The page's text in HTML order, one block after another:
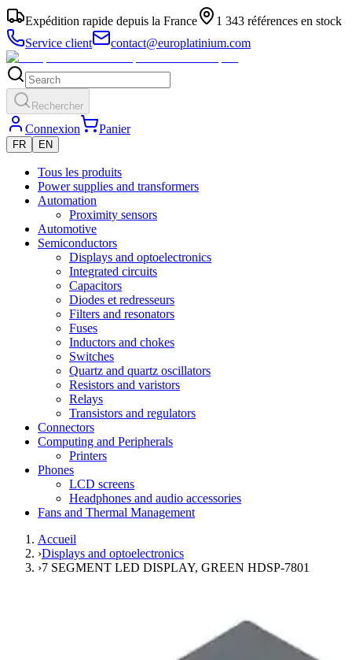
Expédition rapide depuis la France
1 343 références en stock
Service client
contact@europlatinium.com
Rechercher
Connexion Panier
FR EN
Tous les produits
Power supplies and transformers
Automation
Proximity sensors
Automotive
Semiconductors
Displays and optoelectronics
Integrated circuits
Capacitors
Diodes et redresseurs
Filters and resonators
Fuses
Inductors and chokes
Switches
Quartz and quartz oscillators
Resistors and varistors
Relays
Transistors and regulators
Connectors
Computing and Peripherals
Printers
Phones
LCD screens
Headphones and audio accessories
Fans and Thermal Management
Accueil
›Displays and optoelectronics
›7 SEGMENT LED DISPLAY, GREEN HDSP-7801